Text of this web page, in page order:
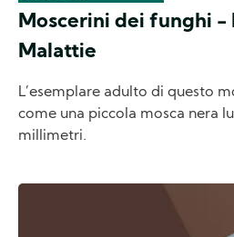
Moscerini dei funghi -
Malattie
L’esemplare adulto di questo
come una piccola mosca nera
millimetri.